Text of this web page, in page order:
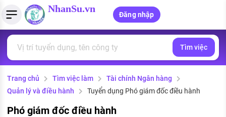
NhanSu.vn
Đăng nhập
Tìm việc làm
Việc làm ngành luật
Quản lý CV
Tải CV lên
Tính lương Gross - Net
Tính thuế thu nhập cá nhân
PHÁP LUẬT VIỆT NAM
Văn bản pháp luật
Chính sách mới
PHÁP LUẬT LAO ĐỘNG
Tìm việc
Trang chủ Tìm việc làm
Tài chính Ngân hàng
Quản lý và điều hành
Tuyển dụng Phó giám đốc điều hành
Phó giám đốc điều hành